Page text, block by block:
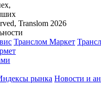
Translom 2026
Транслом Маркет
рынка Новости и